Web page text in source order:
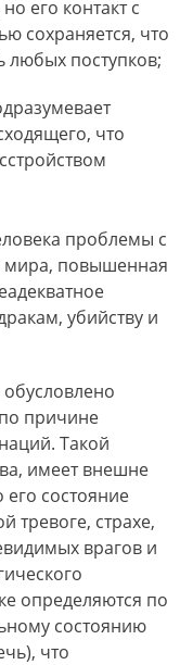
его контакт с
сохраняется, что
любых поступков;
что
проблемы с
мира, повышенная
убийству и
причине
Такой
имеет внешне
состояние
тревоге, страхе,
врагов и
определяются по
состоянию
что